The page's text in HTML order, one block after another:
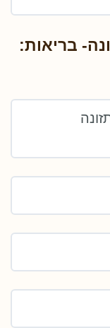
בריאות: